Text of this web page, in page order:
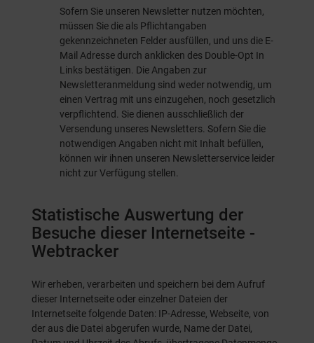
Sofern Sie unseren Newsletter nutzen möchten,
müssen Sie die als Pflichtangaben
gekennzeichneten Felder ausfüllen, und uns die E-
Mail Adresse durch anklicken des Double-Opt In
Links bestätigen. Die Angaben zur
Newsletteranmeldung sind weder notwendig, um
einen Vertrag mit uns einzugehen, noch gesetzlich
verpflichtend. Sie dienen ausschließlich der
Versendung unseres Newsletters. Sofern Sie die
notwendigen Angaben nicht mit Inhalt befüllen,
können wir ihnen unseren Newsletterservice leider
nicht zur Verfügung stellen.
Statistische Auswertung der
Besuche dieser Internetseite -
Webtracker
Wir erheben, verarbeiten und speichern bei dem Aufruf
dieser Internetseite oder einzelner Dateien der
Internetseite folgende Daten: IP-Adresse, Webseite, von
der aus die Datei abgerufen wurde, Name der Datei,